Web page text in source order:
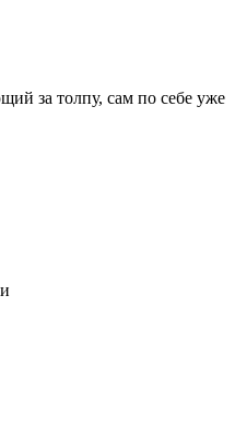
за толпу, сам по себе уже